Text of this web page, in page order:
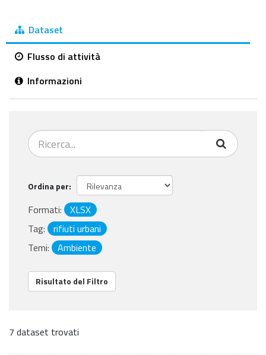
Dataset
Flusso di attività
Informazioni
Ordina per
Formati:
XLSX
Tag:
rifiuti urbani
Temi:
Ambiente
Risultato del Filtro
7 dataset trovati